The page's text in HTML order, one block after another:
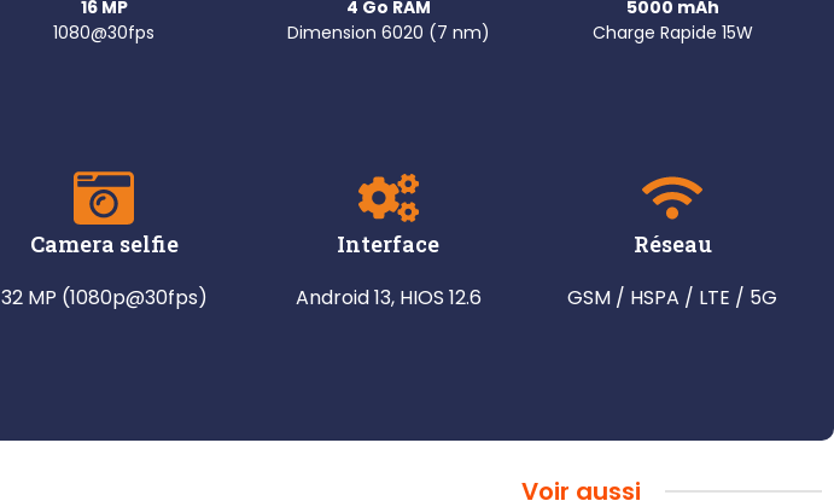
16 MP
1080@30fps
4 Go RAM
Dimension 6020 (7 nm)
5000 mAh
Charge Rapide 15W
Camera selfie
32 MP (1080p@30fps)
Interface
Android 13, HIOS 12.6
Réseau
GSM / HSPA / LTE / 5G
Voir aussi